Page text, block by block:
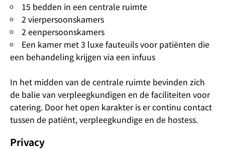
15 bedden in een centrale ruimte
2 vierpersoonskamers
2 eenpersoonskamers
Een kamer met 3 luxe fauteuils voor patiënten die
een behandeling krijgen via een infuus
In het midden van de centrale ruimte bevinden zich
de balie van verpleegkundigen en de faciliteiten voor
catering. Door het open karakter is er continu contact
tussen de patiënt, verpleegkundige en de hostess.
Privacy